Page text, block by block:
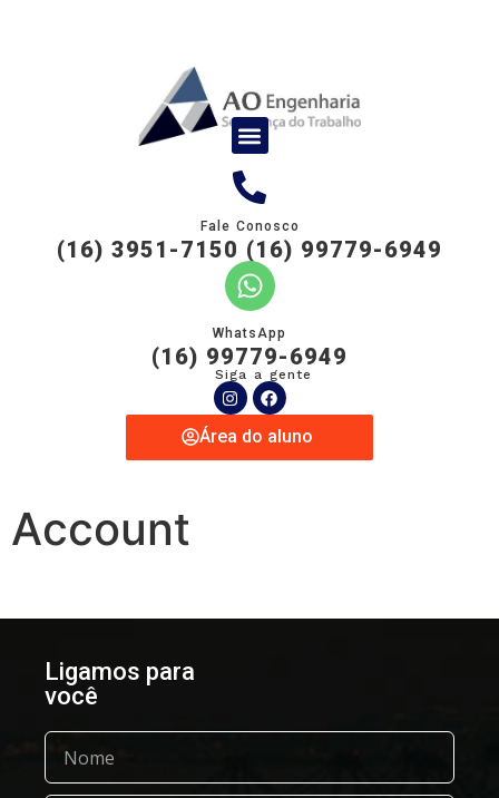
Fale Conosco
(16) 3951-7150 (16) 99779-6949
WhatsApp
(16) 99779-6949
Siga a gente
Área do aluno
Account
Ligamos para
você